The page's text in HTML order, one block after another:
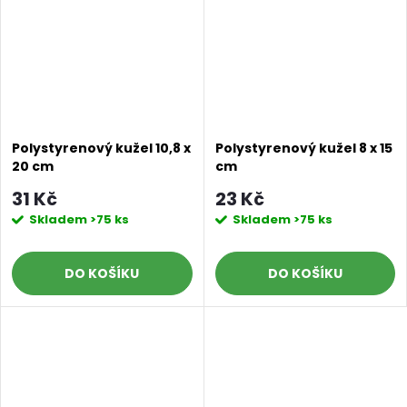
Polystyrenový kužel 10,8 x
20 cm
31 Kč
Skladem >75 ks
DO KOŠÍKU
Polystyrenový kužel 8 x 15
cm
23 Kč
Skladem >75 ks
DO KOŠÍKU